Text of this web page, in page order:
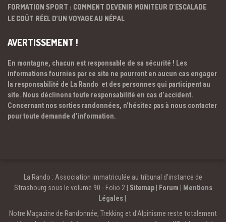
FORMATION SPORT : COMMENT DEVENIR MONITEUR D’ESCALADE
LE COÛT RÉEL D’UN VOYAGE AU NÉPAL
AVERTISSEMENT !
En montagne, chacun est responsable de sa sécurité ! Les
informations fournies par ce site ne pourront en aucun cas engager
la responsabilité de La Rando et des personnes qui participent au
site. Nous déclinons toute responsabilité en cas d’accident.
Concernant nos sorties randonnées, n’hésitez pas à nous contacter
pour toute demande d’information.
La Rando : Association immatriculée au tribunal d’instance de
Strasbourg sous le volume 90 - Folio 2 | Sitemap| Forum
Mentions
Légales
Notre Magazine de Randonnée, Trekking et d'Alpinisme reste totalement